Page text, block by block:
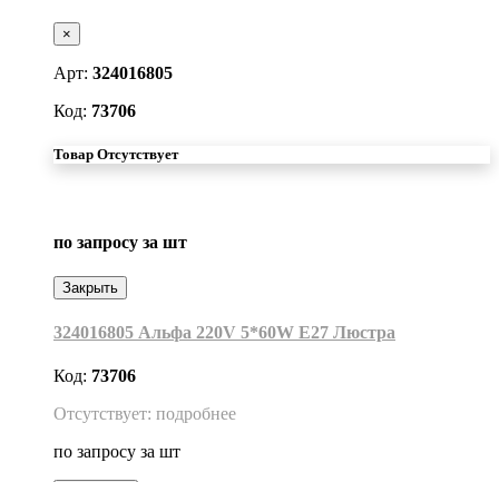
×
Арт: 324016805
Код: 73706
Товар Отсутствует
по запросу за шт
Закрыть
324016805 Альфа 220V 5*60W Е27 Люстра
Код: 73706
Отсутствует: подробнее
по запросу за шт